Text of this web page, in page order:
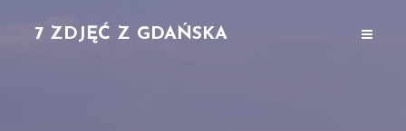
7 ZDJĘĆ Z GDAŃSKA